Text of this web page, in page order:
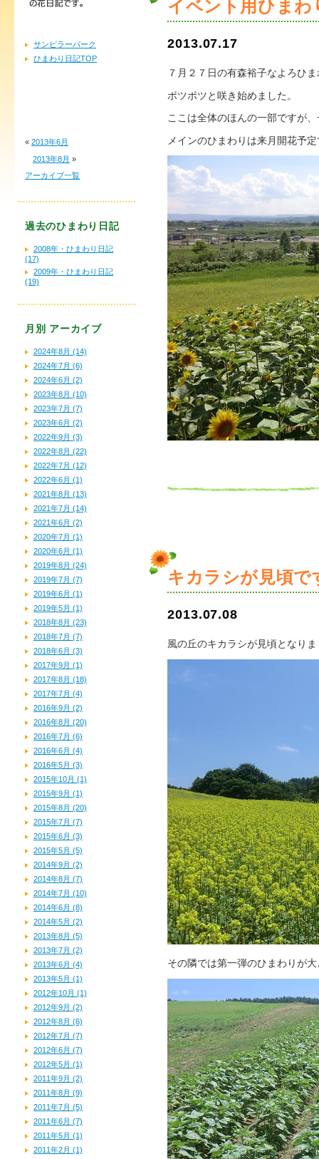
イベント用ひまわ
2013.07.17
７月２７日の有森裕子なよろひ
ポツポツと咲き始めました。
ここは全体のほんの一部ですが
メインのひまわりは来月開花予
キカラシが見頃で
2013.07.08
風の丘のキカラシが見頃となり
その隣では第一弾のひまわりが
サンピラーパーク
ひまわり日記TOP
« 2013年6月
2013年8月 »
アーカイブ一覧
過去のひまわり日記
2008年・ひまわり日記
(17)
2009年・ひまわり日記
(19)
月別 アーカイブ
2024年8月 (14)
2024年7月 (6)
2024年6月 (2)
2023年8月 (10)
2023年7月 (7)
2023年6月 (2)
2022年9月 (3)
2022年8月 (22)
2022年7月 (12)
2022年6月 (1)
2021年8月 (13)
2021年7月 (14)
2021年6月 (2)
2020年7月 (1)
2020年6月 (1)
2019年8月 (24)
2019年7月 (7)
2019年6月 (1)
2019年5月 (1)
2018年8月 (23)
2018年7月 (7)
2018年6月 (3)
2017年9月 (1)
2017年8月 (18)
2017年7月 (4)
2016年9月 (2)
2016年8月 (20)
2016年7月 (6)
2016年6月 (4)
2016年5月 (3)
2015年10月 (1)
2015年9月 (1)
2015年8月 (20)
2015年7月 (7)
2015年6月 (3)
2015年5月 (5)
2014年9月 (2)
2014年8月 (7)
2014年7月 (10)
2014年6月 (8)
2014年5月 (2)
2013年8月 (5)
2013年7月 (2)
2013年6月 (4)
2013年5月 (1)
2012年10月 (1)
2012年9月 (2)
2012年8月 (6)
2012年7月 (7)
2012年6月 (7)
2012年5月 (1)
2011年9月 (2)
2011年8月 (9)
2011年7月 (5)
2011年6月 (7)
2011年5月 (1)
2011年2月 (1)